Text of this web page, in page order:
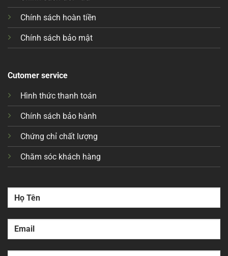
Chính sách hoàn tiền
Chính sách bảo mật
Cutomer service
Hình thức thanh toán
Chính sách bảo hành
Chứng chỉ chất lượng
Chăm sóc khách hàng